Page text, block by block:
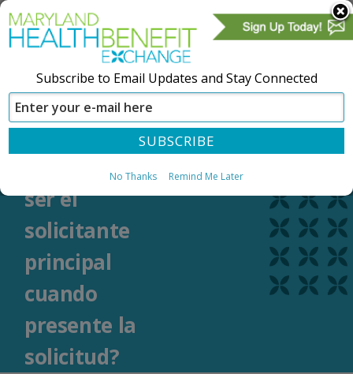
CREAR UNA CUENTA REGÍSTRESE
¿Quién debería
ser el
solicitante
principal
cuando
presente la
solicitud?
Subscribe to Email Updates and Stay Connected
No Thanks Remind Me Later